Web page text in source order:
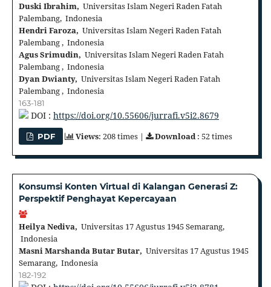
Duski Ibrahim, Universitas Islam Negeri Raden Fatah
Palembang, Indonesia
Hendri Faroza, Universitas Islam Negeri Raden Fatah
Palembang , Indonesia
Agus Srimudin, Universitas Islam Negeri Raden Fatah
Palembang , Indonesia
Dyan Dwianty, Universitas Islam Negeri Raden Fatah
Palembang , Indonesia
163-181
DOI : https://doi.org/10.55606/jurrafi.v5i2.8679
PDF Views: 208 times | Download: 52 times
Konsumsi Konten Virtual di Kalangan Generasi Z:
Perspektif Penghayat Kepercayaan
Heilya Nediva, Universitas 17 Agustus 1945 Semarang,
Indonesia
Masni Marshanda Butar Butar, Universitas 17 Agustus 1945
Semarang, Indonesia
182-192